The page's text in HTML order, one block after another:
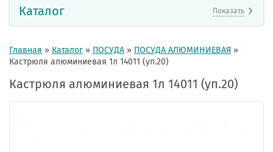
Каталог Показать
Главная » Каталог » ПОСУДА » ПОСУДА АЛЮМИНИЕВАЯ »
Кастрюля алюминиевая 1л 14011 (уп.20)
Кастрюля алюминиевая 1л 14011 (уп.20)